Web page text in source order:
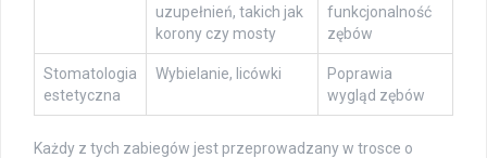
uzupełnień, takich jak
korony czy mosty
funkcjonalność
zębów
Stomatologia
estetyczna
Wybielanie, licówki
Poprawia
wygląd zębów
Każdy z tych zabiegów jest przeprowadzany w trosce o